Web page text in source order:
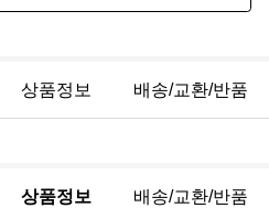
상품정보 배송/교환/반품
상품정보 배송/교환/반품